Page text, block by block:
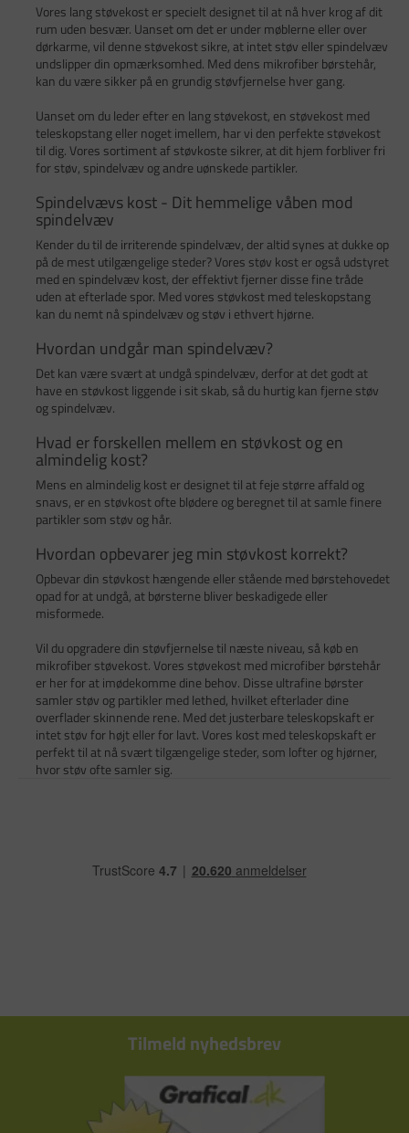
Vores lang støvekost er specielt designet til at nå hver krog af dit
rum uden besvær. Uanset om det er under møblerne eller over
dørkarme, vil denne støvekost sikre, at intet støv eller spindelvæv
undslipper din opmærksomhed. Med dens mikrofiber børstehår,
kan du være sikker på en grundig støvfjernelse hver gang.
Uanset om du leder efter en lang støvekost, en støvekost med
teleskopstang eller noget imellem, har vi den perfekte støvekost
til dig. Vores sortiment af støvkoste sikrer, at dit hjem forbliver fri
for støv, spindelvæv og andre uønskede partikler.
Spindelvævs kost - Dit hemmelige våben mod
spindelvæv
Kender du til de irriterende spindelvæv, der altid synes at dukke op
på de mest utilgængelige steder? Vores støv kost er også udstyret
med en spindelvæv kost, der effektivt fjerner disse fine tråde
uden at efterlade spor. Med vores støvkost med teleskopstang
kan du nemt nå spindelvæv og støv i ethvert hjørne.
Hvordan undgår man spindelvæv?
Det kan være svært at undgå spindelvæv, derfor at det godt at
have en støvkost liggende i sit skab, så du hurtig kan fjerne støv
og spindelvæv.
Hvad er forskellen mellem en støvkost og en
almindelig kost?
Mens en almindelig kost er designet til at feje større affald og
snavs, er en støvkost ofte blødere og beregnet til at samle finere
partikler som støv og hår.
Hvordan opbevarer jeg min støvkost korrekt?
Opbevar din støvkost hængende eller stående med børstehovedet
opad for at undgå, at børsterne bliver beskadigede eller
misformede.
Vil du opgradere din støvfjernelse til næste niveau, så køb en
mikrofiber støvekost. Vores støvekost med microfiber børstehår
er her for at imødekomme dine behov. Disse ultrafine børster
samler støv og partikler med lethed, hvilket efterlader dine
overflader skinnende rene. Med det justerbare teleskopskaft er
intet støv for højt eller for lavt. Vores kost med teleskopskaft er
perfekt til at nå svært tilgængelige steder, som lofter og hjørner,
hvor støv ofte samler sig.
Tilmeld nyhedsbrev